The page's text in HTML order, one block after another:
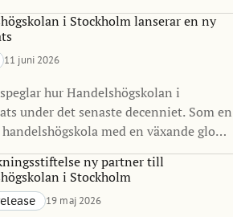
Handelshögskolan i Stockholm
och visar hur ledarskap, reflektion
avtryck långt utanför klassrummet.
i Stockholm lanserar en ny
11 juni 2026
hur Handelshögskolan i
under det senaste decenniet. Som en
med en växande global
en digital närvaro som bättre
idag och vart vi är på väg.
ny partner till
i Stockholm
19 maj 2026